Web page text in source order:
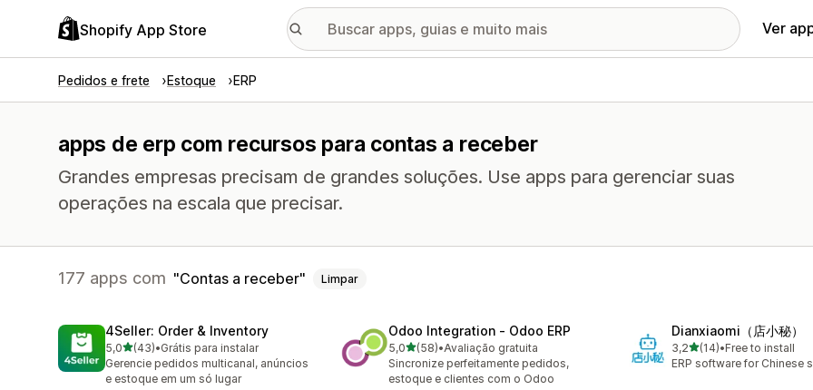
Shopify App Store Ver
Pedidos e frete Estoque ERP
apps de erp com recursos para contas a receber
Grandes empresas precisam de grandes soluções. Use apps para gerenciar suas
operações na escala que precisar.
177 apps com Contas a receber Limpar
4Seller: Order & Inventory
5,0de 5 estrelas
(43)
43 avaliações ao todo
•Grátis para instalar
Gerencie pedidos multicanal, anúncios
e estoque em um só lugar
Odoo Integration ‑ Odoo ERP
5,0de 5 estrelas
(58)
58 avaliações ao todo
•Avaliação gratuita
Sincronize perfeitamente pedidos,
estoque e clientes com o Odoo
Dianxiaomi（店小秘）
3,2de 5 estrelas
(14)
14 avaliações ao todo
•Free to install
ERP software for Chinese